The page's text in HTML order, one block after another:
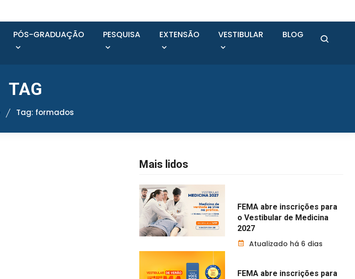
PÓS-GRADUAÇÃO PESQUISA EXTENSÃO VESTIBULAR BLOG
TAG
Tag: formados
Mais lidos
FEMA abre inscrições para
o Vestibular de Medicina
2027
Atualizado há 6 dias
FEMA abre inscrições para